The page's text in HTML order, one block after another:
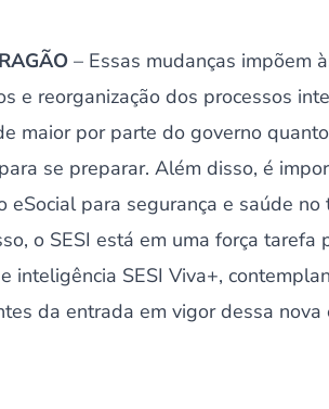
– Essas mudanças impõem
e reorganização dos processos
maior por parte do governo
se preparar. Além disso, é
eSocial para segurança e saúde
o SESI está em uma força
inteligência SESI Viva+,
da entrada em vigor dessa